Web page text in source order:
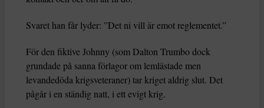
Svaret han får lyder: ”Det ni vill är emot reglementet.”
För den fiktive Johnny (som Dalton Trumbo dock
grundade på sanna förlagor om lemlästade men
levandedöda krigsveteraner) tar kriget aldrig slut. Det
pågår i en ständig natt, i ett evigt krig.